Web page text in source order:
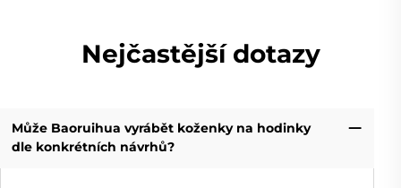
Nejčastější dotazy
Může Baoruihua vyrábět koženky na hodinky
dle konkrétních návrhů?